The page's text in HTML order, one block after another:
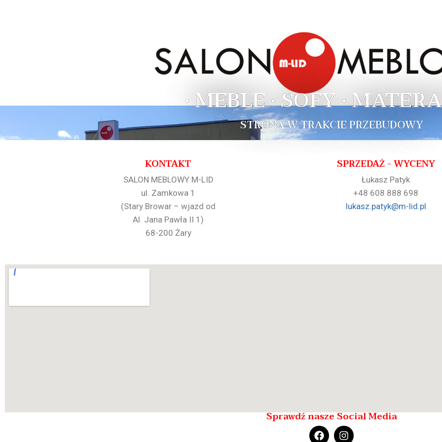
• MEBLE • SOFY •
STRONA W TRAKCIE PRZEBUDOWY
KONTAKT
SALON MEBLOWY M-LID
ul. Zamkowa 1
(Stary Browar – wjazd od
Al. Jana Pawła II 1)
68-200 Żary
SPRZEDAŻ - WYCENY
Łukasz Patyk
+48 608 888 698
lukasz.patyk@m-lid.pl
Sprawdź nasze Social Media